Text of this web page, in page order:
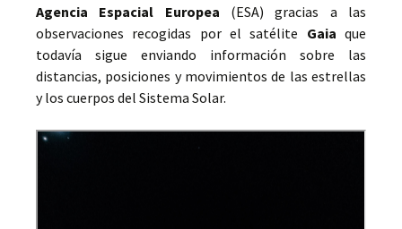
Agencia Espacial Europea (ESA) gracias a las
observaciones recogidas por el satélite Gaia que
todavía sigue enviando información sobre las
distancias, posiciones y movimientos de las estrellas
y los cuerpos del Sistema Solar.